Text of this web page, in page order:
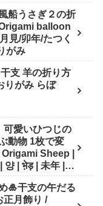
船うさぎ２の折
balloon
見/卯年/たつく
がみ
支 羊の折り方
りがみ らぼ
可愛いひつじの
動物 1枚で変
Sheep |
| भे़ड़ | 未年 |
🎍干支の午だる
正月飾り /